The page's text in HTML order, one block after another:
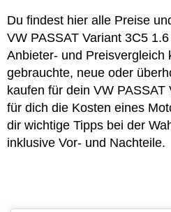
Du findest hier alle Preise
VW PASSAT Variant 3C5
Anbieter- und Preisvergleich
gebrauchte, neue oder
kaufen für dein VW
für dich die Kosten eines
dir wichtige Tipps bei der
inklusive Vor- und Nachteile.